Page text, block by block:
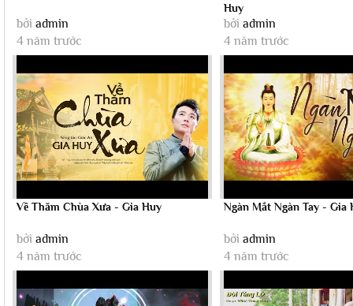
bởi admin
4 năm trước
Huy
bởi admin
4 năm trước
Về Thăm Chùa Xưa - Gia Huy
bởi admin
4 năm trước
Ngàn Mắt Ngàn Tay - Gia
bởi admin
4 năm trước